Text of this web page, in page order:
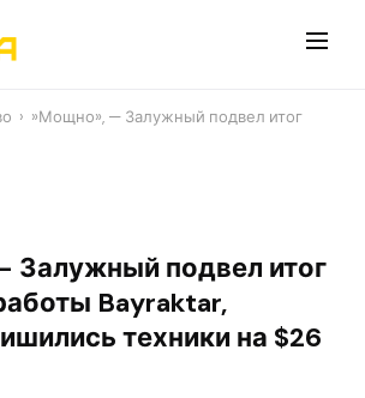
› ​»Мощно», — Залужный подвел итог
Залужный подвел итог
Bayraktar,
техники на $26